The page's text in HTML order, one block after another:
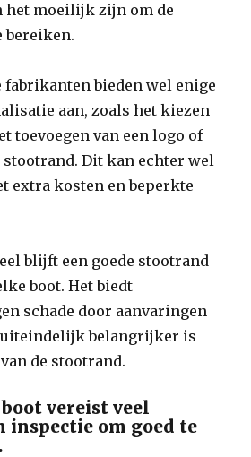
het moeilijk zijn om de
bereiken.
fabrikanten bieden wel enige
aan, zoals het kiezen
toevoegen van een logo of
stootrand. Dit kan echter wel
extra kosten en beperkte
blijft een goede stootrand
boot. Het biedt
schade door aanvaringen
belangrijker is
de stootrand.
vereist veel
inspectie om goed te